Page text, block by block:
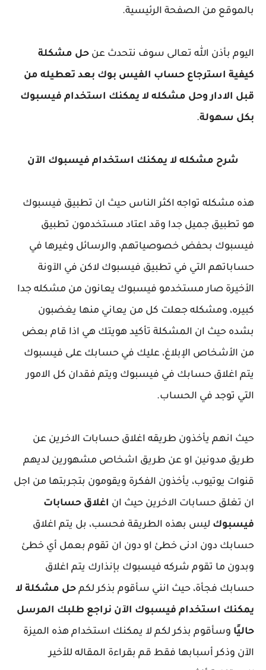
بالموقع من الصفحة الرئيسية.
اليوم بأذن الله تعالى سوف نتحدث عن حل مشكلة
كيفية استرجاع حساب الفيس بوك بعد تعطيله من
قبل الادار وحل مشكله لا يمكنك استخدام فيسبوك
بكل سهولة.
شرح مشكله لا يمكنك استخدام فيسبوك الآن
هذه مشكله تواجه اكثر الناس حيث ان تطبيق فيسبوك
هو تطبيق جميل جدا وقد اعتاد مستخدمون تطبيق
فيسبوك بحفض خصوصياتهم، والرسائل وغيرها في
حساباتهم التي في تطبيق فيسبوك لاكن في الآونة
الأخيرة صار مستخدمو فيسبوك يعانون من مشكله جدا
كبيره، ومشكله جعلت كل من يعاني منها يغضبون
بشده حيث ان المشكلة تأكيد هويتك هي اذا قام بعض
من الأشخاص الإبلاغ، عليك في حسابك على فيسبوك
يتم اغلاق حسابك في فيسبوك ويتم فقدان كل الامور
التي توجد في الحساب.
حيث انهم يأخذون طريقه اغلاق حسابات الاخرين عن
طريق مدونين او عن طريق اشخاص مشهورين لديهم
قنوات يوتيوب، يأخذون الفكرة ويقومون بتجربتها من اجل
ان تغلق حسابات الاخرين حيث ان اغلاق حسابات
فيسبوك ليس بهذه الطريقة فحسب، بل يتم اغلاق
حسابك دون ادنى خطئ او دون ان تقوم بعمل أي خطئ
وبدون ما تقوم شركه فيسبوك بإنذارك يتم اغلاق
حسابك فجأة، حيث انني سأقوم بذكر لكم حل مشكلة لا
يمكنك استخدام فيسبوك الآن نراجع طلبك المرسل
حاليًا وسأقوم بذكر لكم لا يمكنك استخدام هذه الميزة
الآن وذكر أسبابها فقط قم بقراءة المقاله للأخير